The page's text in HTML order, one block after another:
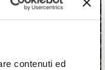
contenuti ed